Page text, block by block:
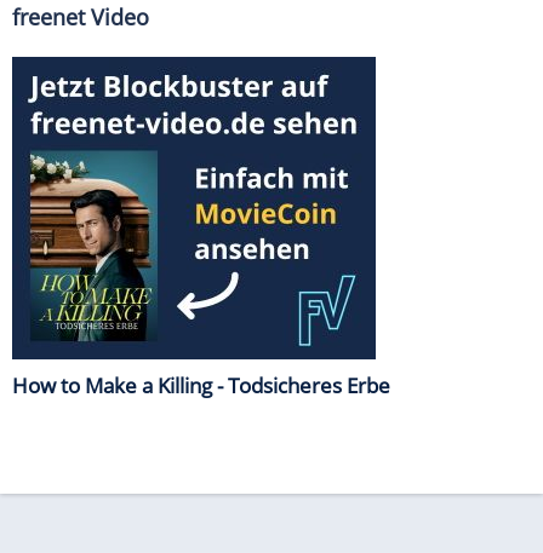
freenet Video
How to Make a Killing - Todsicheres Erbe